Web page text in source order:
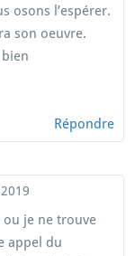
osons l’espérer.
son oeuvre.
Répondre
ou je ne trouve
appel du